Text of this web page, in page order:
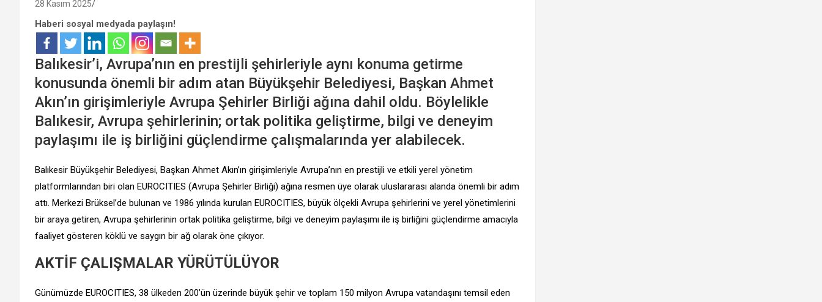
28 Kasım 2025
Haberi sosyal medyada paylaşın!
Balıkesir’i, Avrupa’nın en prestijli şehirleriyle aynı konuma getirme
konusunda önemli bir adım atan Büyükşehir Belediyesi, Başkan Ahmet
Akın’ın girişimleriyle Avrupa Şehirler Birliği ağına dahil oldu. Böylelikle
Balıkesir, Avrupa şehirlerinin; ortak politika geliştirme, bilgi ve deneyim
paylaşımı ile iş birliğini güçlendirme çalışmalarında yer alabilecek.
Balıkesir Büyükşehir Belediyesi, Başkan Ahmet Akın’ın girişimleriyle Avrupa’nın en prestijli ve etkili yerel yönetim
platformlarından biri olan EUROCITIES (Avrupa Şehirler Birliği) ağına resmen üye olarak uluslararası alanda önemli bir adım
attı. Merkezi Brüksel’de bulunan ve 1986 yılında kurulan EUROCITIES, büyük ölçekli Avrupa şehirlerini ve yerel yönetimlerini
bir araya getiren, Avrupa şehirlerinin ortak politika geliştirme, bilgi ve deneyim paylaşımı ile iş birliğini güçlendirme amacıyla
faaliyet gösteren köklü ve saygın bir ağ olarak öne çıkıyor.
AKTİF ÇALIŞMALAR YÜRÜTÜLÜYOR
Günümüzde EUROCITIES, 38 ülkeden 200’ün üzerinde büyük şehir ve toplam 150 milyon Avrupa vatandaşını temsil eden